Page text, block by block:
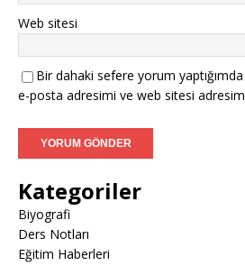
Web sitesi
Bir dahaki sefere yorum yaptığımda
e-posta adresimi ve web sitesi
Kategoriler
Biyografi
Ders Notları
Eğitim Haberleri